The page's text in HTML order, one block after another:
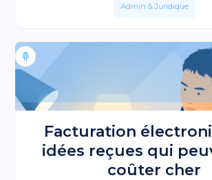
Admin & Juridique
Facturation
idées reçues qui
coûter cher